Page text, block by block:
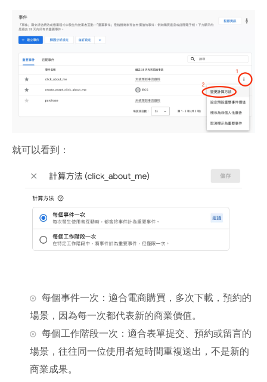
就可以看到：
每個事件一次：適合電商購買，多次下載，預約的
場景，因為每一次都代表新的商業價值。
每個工作階段一次：適合表單提交、預約或留言的
場景，往往同一位使用者短時間重複送出，不是新的
商業成果。